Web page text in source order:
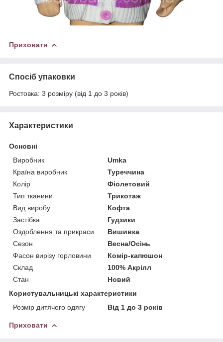
Приховати
Спосіб упаковки
Ростовка: 3 розміру (від 1 до 3 років)
Характеристики
Основні
Виробник
Umka
Країна виробник
Туреччина
Колір
Фіолетовий
Тип тканини
Трикотаж
Вид виробу
Кофта
Застібка
Гудзики
Оздоблення та прикраси
Вишивка
Сезон
Весна/Осінь
Фасон вирізу горловини
Комір-капюшон
Склад
100% Акрілл
Стан
Новий
Користувальницькі характеристики
Розмір дитячого одягу
Від 1 до 3 років
Приховати